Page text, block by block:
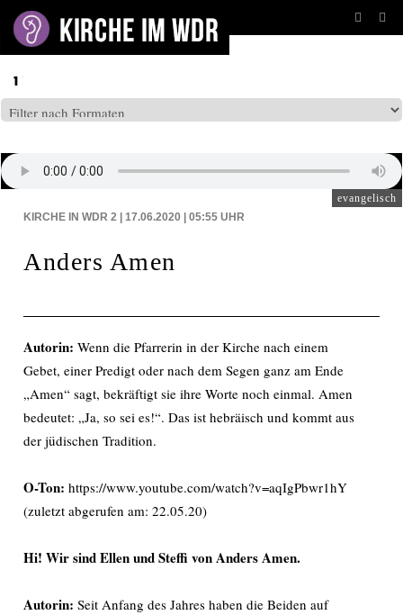
evangelisch
KIRCHE IN WDR 2 | 17.06.2020 | 05:55 UHR
Anders Amen
Autorin: Wenn die Pfarrerin in der Kirche nach einem
Gebet, einer Predigt oder nach dem Segen ganz am Ende
„Amen“ sagt, bekräftigt sie ihre Worte noch einmal. Amen
bedeutet: „Ja, so sei es!“. Das ist hebräisch und kommt aus
der jüdischen Tradition.
O-Ton: https://www.youtube.com/watch?v=aqIgPbwr1hY
(zuletzt abgerufen am: 22.05.20)
Hi! Wir sind Ellen und Steffi von Anders Amen.
Autorin: Seit Anfang des Jahres haben die Beiden auf